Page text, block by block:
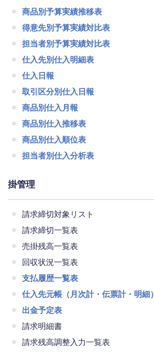
商品別予算実績推移表
得意先別予算実績対比表
担当者別予算実績対比表
仕入先別仕入明細表
仕入日報
取引区分別仕入日報
商品別仕入月報
商品別仕入推移表
商品別仕入順位表
担当者別仕入分析表
掛管理
請求締切対象リスト
請求締切一覧表
売掛残高一覧表
回収状況一覧表
支払履歴一覧表
仕入先元帳（月次計・伝票計・明細）
出金予定表
請求明細書
請求残高調整入力一覧表